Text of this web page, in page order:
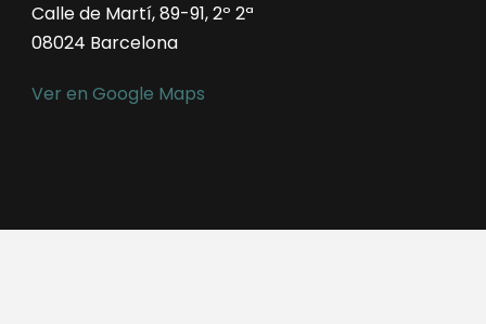
Calle de Martí, 89-91, 2º 2ª
08024 Barcelona
Ver en Google Maps